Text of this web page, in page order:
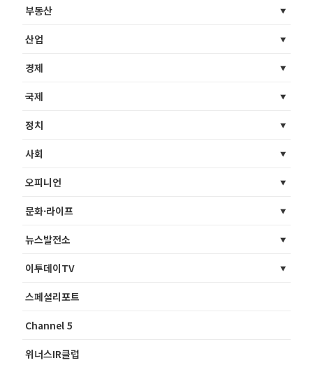
부동산
산업
경제
국제
정치
사회
오피니언
문화·라이프
뉴스발전소
이투데이TV
스페셜리포트
Channel 5
위너스IR클럽